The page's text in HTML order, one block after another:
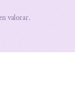
valorar.